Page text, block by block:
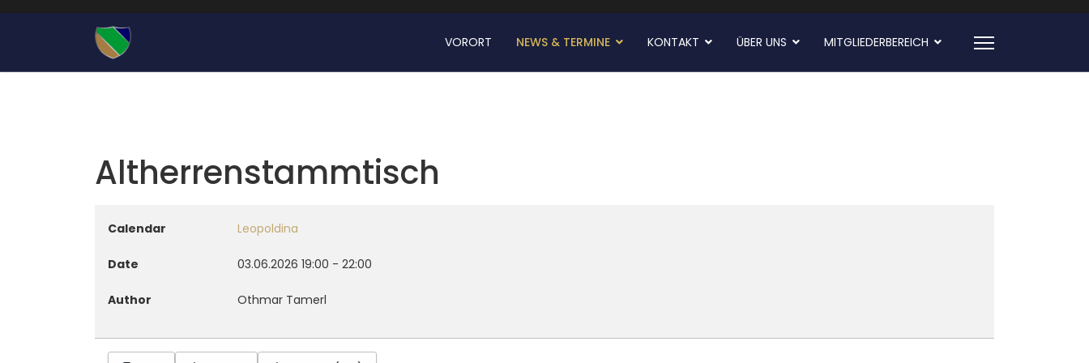
VORORT NEWS & TERMINE KONTAKT ÜBER UNS MITGLIEDERBEREICH
Altherrenstammtisch
Calendar Leopoldina
Date 03.06.2026 19:00 - 22:00
Author Othmar Tamerl